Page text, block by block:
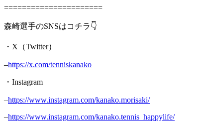
======================
森崎選手のSNSはコチラ👇
・X（Twitter）
–https://x.com/tenniskanako
・Instagram
–https://www.instagram.com/kanako.morisaki/
–https://www.instagram.com/kanako.tennis_happylife/